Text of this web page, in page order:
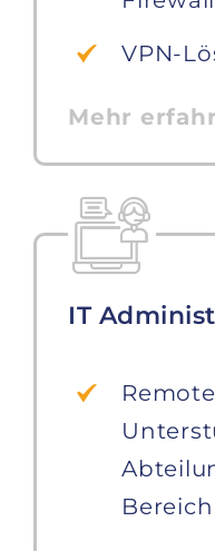
VPN-
Mehr
IT
Bereich